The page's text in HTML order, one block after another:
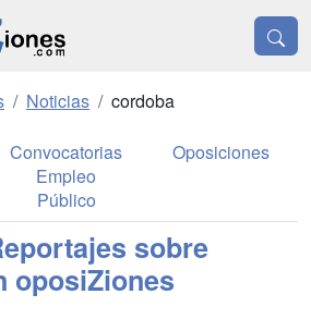
Noticias cordoba
Convocatorias
Empleo
Público
Oposiciones
sobre
oposiZiones